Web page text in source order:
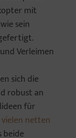
mit
sein
Verleimen
sich die
robust an
für
vielen netten
beide